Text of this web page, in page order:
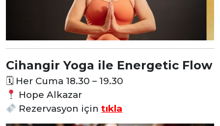
Cihangir Yoga ile Energetic Flow
🗓 Her Cuma 18.30 – 19.30
Hope Alkazar
Rezervasyon için tıkla